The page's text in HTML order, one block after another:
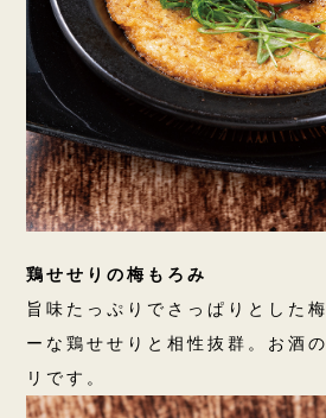
鶏せせりの梅もろみ
旨味たっぷりでさっぱりとした
ーな鶏せせりと相性抜群。お酒
リです。